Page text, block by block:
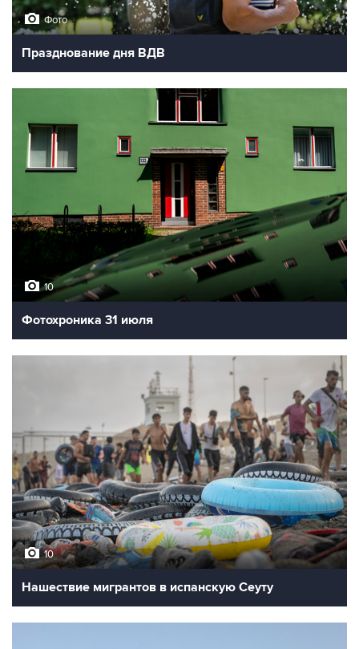
Фото
Празднование дня ВДВ
10
Фотохроника 31 июля
10
Нашествие мигрантов в испанскую Сеуту